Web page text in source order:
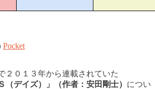
Pocket
２０１３年から連載されていた
（デイズ）」（作者：安田剛士） につい